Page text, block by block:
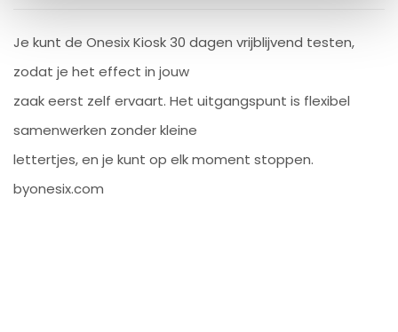
Je kunt de Onesix Kiosk 30 dagen vrijblijvend testen,
zodat je het effect in jouw
zaak eerst zelf ervaart. Het uitgangspunt is flexibel
samenwerken zonder kleine
lettertjes, en je kunt op elk moment stoppen.
byonesix.com